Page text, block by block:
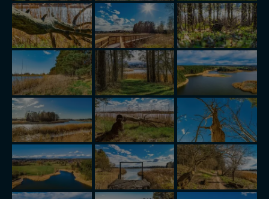
danych z formularza kontaktowego, przekazanie danych
w przypadku rezerwacji usług typu: nocleg, czartery,
itp). Więcej informacji o zasadach i funkcjonalności
serwisu wRegulaminie Serwisu.
Administratorem Twoich danych jest: Agencja
Reklamowa Kreacja Monika Borkowska, z siedzibą ul.
Wiejska 17, 11-500 Giżycko. Możesz z nami
skontaktować się za pośrednictwem tejstrony.
W każdej chwili możesz: zażądać dostępu do swoich
danych, zażądać ich poprawienia lub usunięcia,
zabronić ich przetwarzania. Pamiętaj jednak, że nie
zawsze jest możliwe techniczne zrealizowanie Twoich
praw w odniesieniu do informacji zawartych w plikach
cookies. Twoja przeglądarka umożliwia Ci skasowanie
tych plików - w pewnych przypadkach nie możemy tego